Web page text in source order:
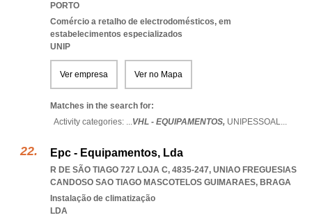
PORTO
Comércio a retalho de electrodomésticos, em
estabelecimentos especializados
UNIP
Ver empresa Ver no Mapa
Matches in the search for:
Activity categories: ...VHL - EQUIPAMENTOS, UNIPESSOAL...
Epc - Equipamentos, Lda
R DE SÃO TIAGO 727 LOJA C, 4835-247, UNIAO FREGUESIAS
CANDOSO SAO TIAGO MASCOTELOS GUIMARAES, BRAGA
Instalação de climatização
LDA